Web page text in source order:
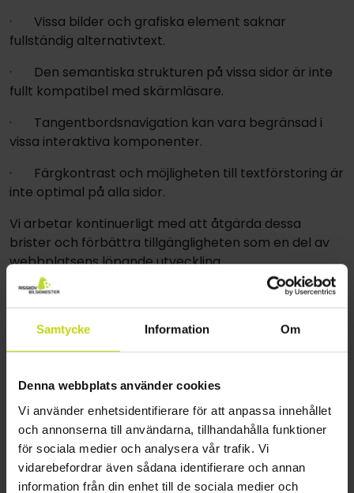
Samtycke Information Om
Denna webbplats använder cookies
Vi använder enhetsidentifierare för att anpassa innehållet
och annonserna till användarna, tillhandahålla funktioner
för sociala medier och analysera vår trafik. Vi
vidarebefordrar även sådana identifierare och annan
information från din enhet till de sociala medier och
· Vissa bilder och grafiska element saknar
fullständig alternativtext.
· Den semantiska strukturen på vissa sidor är inte
fullt kompatibel med skärmläsare.
· Tangentbordsnavigation kan vara begränsad i
vissa interaktiva komponenter.
· Färgkontrast och möjligheten till textförstoring är
inte optimal på alla sidor.
Vi arbetar kontinuerligt med att åtgärda dessa
brister och förbättra tillgängligheten som en del av
webbplatsens löpande utveckling.
Förbättringsplan
Risskov Autoferien AG vidtar följande åtgärder för att
webbplatsens tillgänglighet
· Beakta tillgänglighetskrav vid design och
utveckling av nya funktioner
· Använda tydlig struktur, läsbar text och tillräcklig